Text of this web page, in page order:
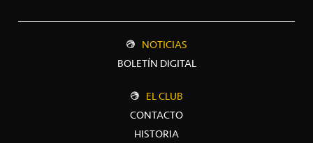
NOTICIAS
BOLETÍN DIGITAL
EL CLUB
CONTACTO
HISTORIA